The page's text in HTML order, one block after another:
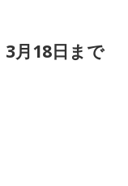
3月18日まで